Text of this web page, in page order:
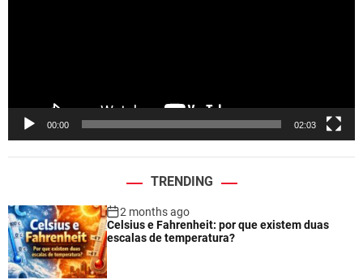
00:00 02:03
TRENDING
2 months ago
Celsius e Fahrenheit: por que existem duas
escalas de temperatura?